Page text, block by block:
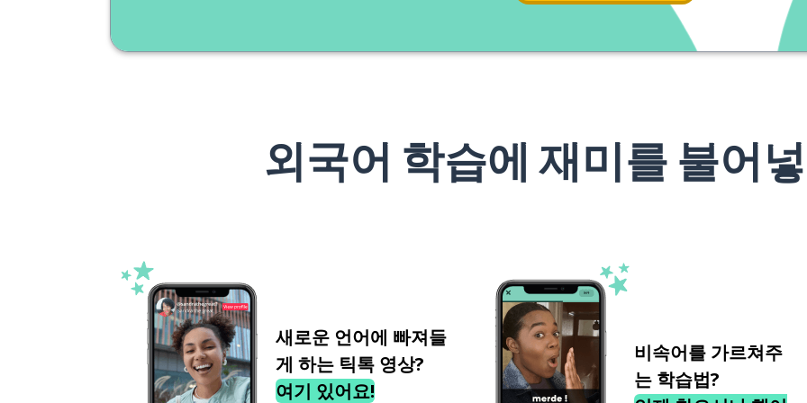
외국어 학습에 재미를 불어
새로운 언어에 빠져들
게 하는 틱톡 영상?
여기 있어요!
비속어를 가르쳐주
는 학습법?